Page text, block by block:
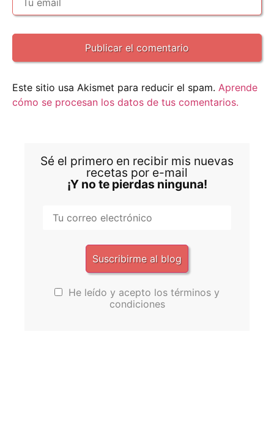
Este sitio usa Akismet para reducir el spam. Aprende
cómo se procesan los datos de tus comentarios.
Sé el primero en recibir mis nuevas
recetas por e-mail
¡Y no te pierdas ninguna!
He leído y acepto los términos y
condiciones